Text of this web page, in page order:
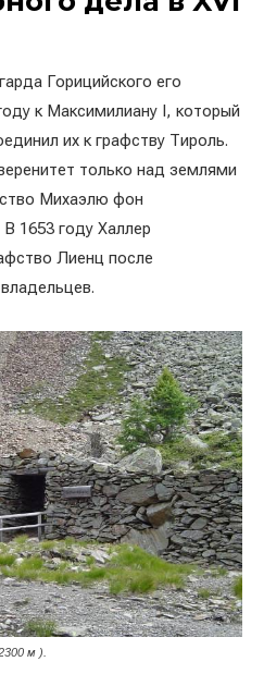
Горицийского его
к Максимилиану I, который
их к графству Тироль.
только над землями
Михаэлю фон
1653 году Халлер
Лиенц после
м ).